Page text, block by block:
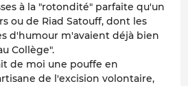
à la "rotondité" parfaite qu'un
ou de Riad Satouff, dont les
d'humour m'avaient déjà bien
Collège".
de moi une pouffe en
de l'excision volontaire,